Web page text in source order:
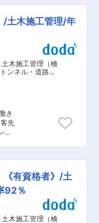
し
気
録
支
得後
り
直
い
頼
か
。
が
材
。
）
。
最
は
た
は
題
名
。
や
関
提
い
界
の
/土木施工管理/年
土木施工管理（橋
ンネル・道路・
湾・造園など）
き
先
。
想
の
募
行
、
《有資格者》/土
92％
土木施工管理（橋